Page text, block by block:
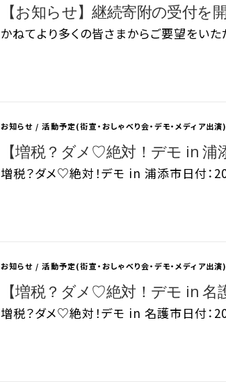
【お知らせ】継続寄附の受付を
かねてより多くの皆さまからご要望をい
お知らせ/活動予定(街宣・おしゃべり会・デモ・メディア出演)
【増税？ダメ♡絶対！デモ in 浦
増税？ダメ♡絶対！デモ in 浦添市日付：
お知らせ/活動予定(街宣・おしゃべり会・デモ・メディア出演)
【増税？ダメ♡絶対！デモ in 名
増税？ダメ♡絶対！デモ in 名護市日付：